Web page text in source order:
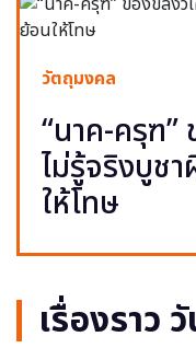
วัตถุมงคล
“นาค-ครุฑ
ไม่รู้จริงบูช
ให้โทษ
เรื่องราว